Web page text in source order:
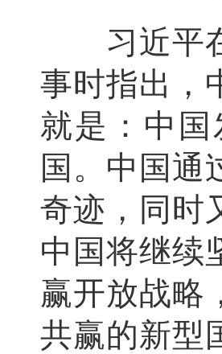
习近平在
事时指出，
就是：中
国。中国通
奇迹，同时
中国将继续
赢开放战略
共赢的新型